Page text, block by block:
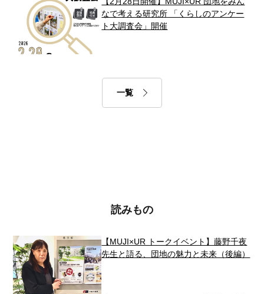
なで考える研究所 「くらしのアンケー
ト大調査会」開催
一覧
読みもの
【MUJI×UR トークイベント】藤野千夜
先生と語る、団地の魅力と未来（後編）